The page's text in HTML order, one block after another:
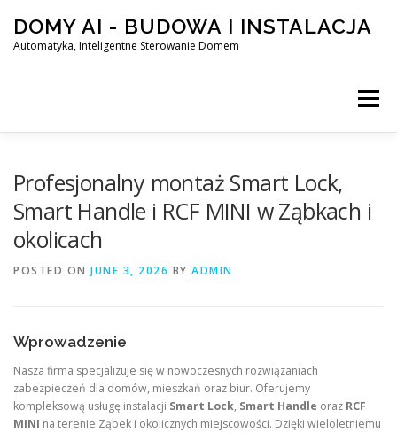
content
DOMY AI - BUDOWA I INSTALACJA
Automatyka, Inteligentne Sterowanie Domem
Menu
SMART DOM AI – AUTOMATYKA, INTELIGENTNE
Profesjonalny montaż Smart Lock,
Smart Handle i RCF MINI w Ząbkach i
okolicach
POSTED ON JUNE 3, 2026 BY ADMIN
Wprowadzenie
Nasza firma specjalizuje się w nowoczesnych rozwiązaniach
zabezpieczeń dla domów, mieszkań oraz biur. Oferujemy
kompleksową usługę instalacji Smart Lock, Smart Handle oraz RCF
MINI na terenie Ząbek i okolicznych miejscowości. Dzięki wieloletniemu